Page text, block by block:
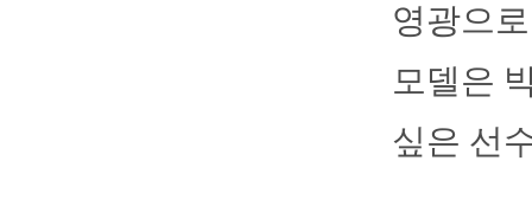
영광으
모델은
싶은 선